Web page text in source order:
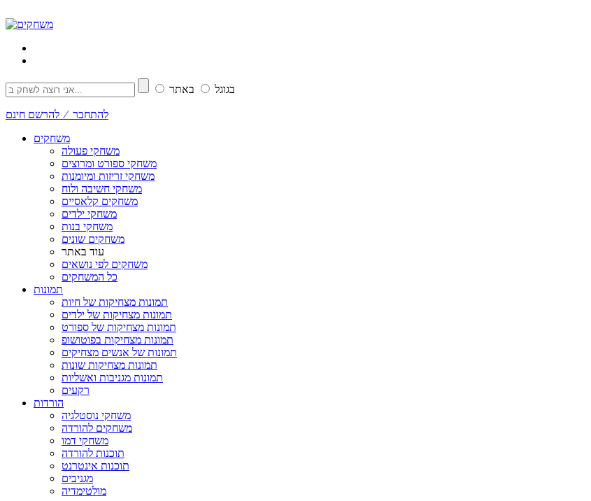
בגוגל באתר
להתחבר ⁄ להרשם חינם
משחקים
משחקי פעולה
משחקי ספורט ומרוצים
משחקי זריזות ומיומנות
משחקי חשיבה ולוח
משחקים קלאסיים
משחקי ילדים
משחקי בנות
משחקים שונים
עוד באתר
משחקים לפי נושאים
כל המשחקים
תמונות
תמונות מצחיקות של חיות
תמונות מצחיקות של ילדים
תמונות מצחיקות של ספורט
תמונות מצחיקות בפוטושופ
תמונות של אנשים מצחיקים
תמונות מצחיקות שונות
תמונות מגניבות ואשליות
רקעים
הורדות
משחקי נוסטלגיה
משחקים להורדה
משחקי דמו
תוכנות להורדה
תוכנות אינטרנט
מגניבים
מולטימדיה